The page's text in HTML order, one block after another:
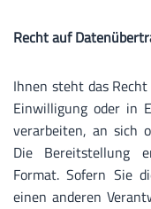
Recht auf
Ihnen steht das
Einwilligung oder in
verarbeiten, an sich
Die Bereitstellung
Format. Sofern Sie
einen anderen